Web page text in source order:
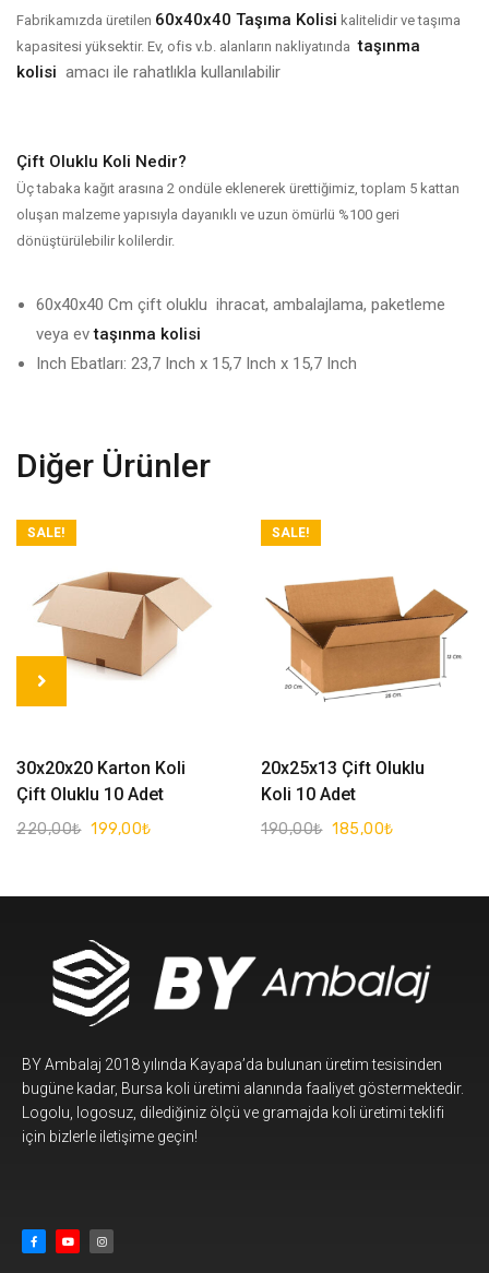
Fabrikamızda üretilen 60x40x40 Taşıma Kolisi kalitelidir ve taşıma
kapasitesi yüksektir. Ev, ofis v.b. alanların nakliyatında taşınma
kolisi amacı ile rahatlıkla kullanılabilir
Çift Oluklu Koli Nedir?
Üç tabaka kağıt arasına 2 ondüle eklenerek ürettiğimiz, toplam 5 kattan
oluşan malzeme yapısıyla dayanıklı ve uzun ömürlü %100 geri
dönüştürülebilir kolilerdir.
60x40x40 Cm çift oluklu ihracat, ambalajlama, paketleme
veya evtaşınma kolisi
Inch Ebatları: 23,7 Inch x 15,7 Inch x 15,7 Inch
Diğer Ürünler
SALE!
Read More
30x20x20 Karton Koli
Çift Oluklu 10 Adet
220,00₺ 199,00₺
SALE!
Read More
20x25x13 Çift Oluklu
Koli 10 Adet
190,00₺ 185,00₺
BY Ambalaj 2018 yılında Kayapa’da bulunan üretim tesisinden
bugüne kadar, Bursa koli üretimi alanında faaliyet göstermektedir.
Logolu, logosuz, dilediğiniz ölçü ve gramajda koli üretimi teklifi
için bizlerle iletişime geçin!